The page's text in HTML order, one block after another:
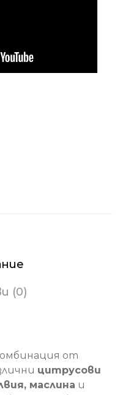
(0)
от
цитрусови
маслина и